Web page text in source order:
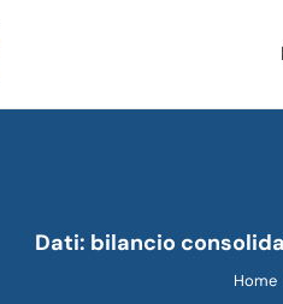
Dati: bilancio
Home